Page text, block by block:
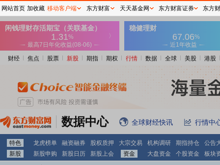
财经 焦点 股票 新股 期指 期权 行情 数据 全球 美股 港股
数据中心 全球财经快讯 行情中
特色 龙虎榜单 融资融券 股权质押 大宗交易 机构调研 期指持仓
公告
新股
新股申购 新股日历 新股上会 资金 大盘资金 个股资金 板块
网站首页 加收藏 移动客户端 东方财富 天天基金网 东方财富证券 东方